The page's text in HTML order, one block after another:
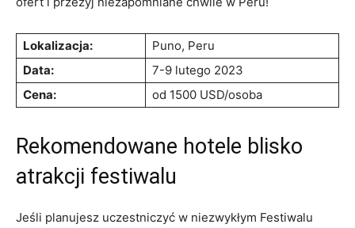
Lokalizacja:
Puno, Peru
Data:
7-9 lutego ⁢2023
Cena:
od ​1500⁤ USD/osoba
Rekomendowane hotele‌ blisko
⁢atrakcji festiwalu
Jeśli planujesz uczestniczyć w niezwykłym ​Festiwalu